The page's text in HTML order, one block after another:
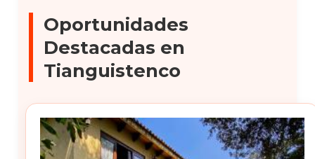
Oportunidades
Destacadas en
Tianguistenco